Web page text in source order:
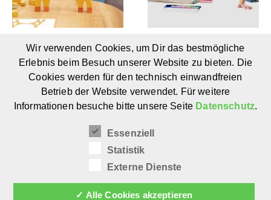
kajuBOGENBAU:
Spielbausteine aus
Naturgips (3 – 99
Jahre)
PAPPKA Haus von
MuseKind:
Ökologisches
Spielzeug aus Pappe
(ab 3 Jahre)
Wir verwenden Cookies, um Dir das bestmögliche
Erlebnis beim Besuch unserer Website zu bieten. Die
Cookies werden für den technisch einwandfreien
Betrieb der Website verwendet. Für weitere
Informationen besuche bitte unsere Seite Datenschutz.
Essenziell
Statistik
Externe Dienste
✓ Alle Cookies akzeptieren